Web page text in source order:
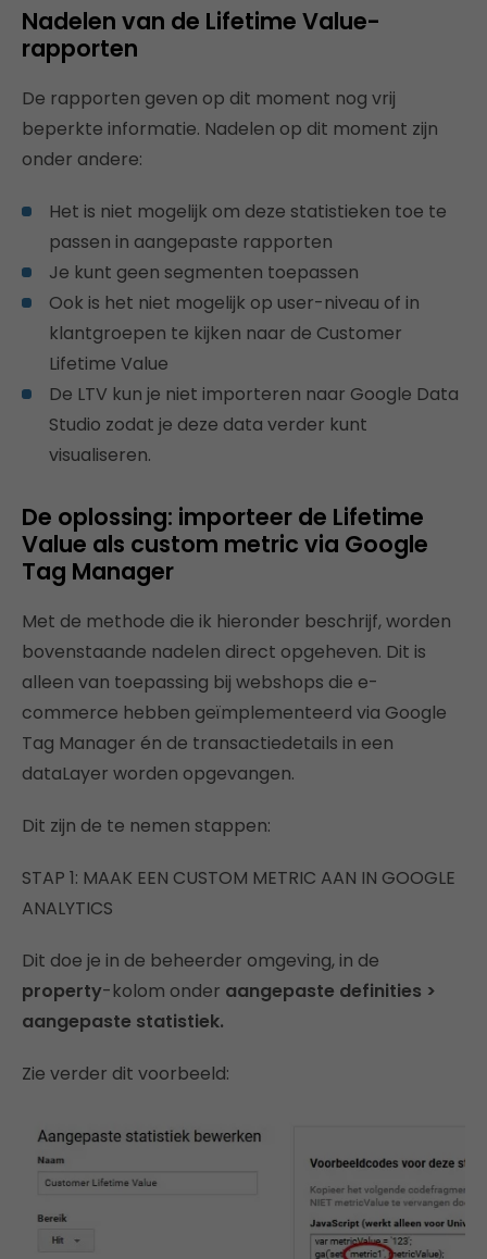
Nadelen van de Lifetime Value-
rapporten
De rapporten geven op dit moment nog vrij
beperkte informatie. Nadelen op dit moment zijn
onder andere:
Het is niet mogelijk om deze statistieken toe te
passen in aangepaste rapporten
Je kunt geen segmenten toepassen
Ook is het niet mogelijk op user-niveau of in
klantgroepen te kijken naar de Customer
Lifetime Value
De LTV kun je niet importeren naar Google Data
Studio zodat je deze data verder kunt
visualiseren.
De oplossing: importeer de Lifetime
Value als custom metric via Google
Tag Manager
Met de methode die ik hieronder beschrijf, worden
bovenstaande nadelen direct opgeheven. Dit is
alleen van toepassing bij webshops die e-
commerce hebben geïmplementeerd via Google
Tag Manager én de transactiedetails in een
dataLayer worden opgevangen.
Dit zijn de te nemen stappen:
STAP 1: MAAK EEN CUSTOM METRIC AAN IN GOOGLE
ANALYTICS
Dit doe je in de beheerder omgeving, in de
property-kolom onder aangepaste definities >
aangepaste statistiek.
Zie verder dit voorbeeld: